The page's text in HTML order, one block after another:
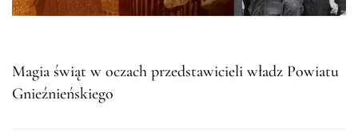
Magia świąt w oczach przedstawicieli władz Powiatu
Gnieźnieńskiego